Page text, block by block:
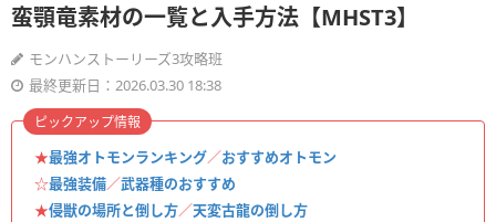
蛮顎竜素材の一覧と入手方法【MHST3】
モンハンストーリーズ3攻略班
最終更新日：2026.03.30 18:38
★最強オトモンランキング／おすすめオトモン
☆最強装備／武器種のおすすめ
★侵獣の場所と倒し方／天変古龍の倒し方
ピックアップ情報